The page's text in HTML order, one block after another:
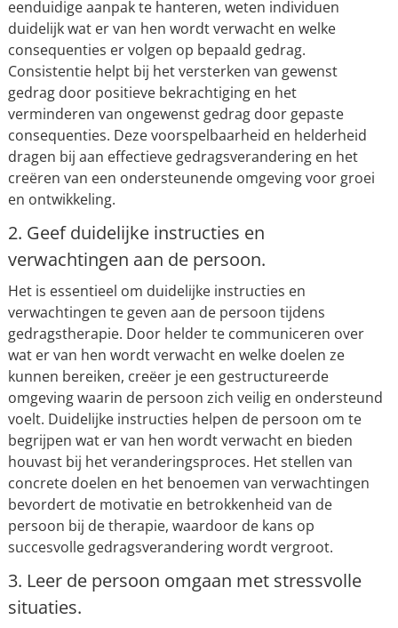
eenduidige aanpak te hanteren, weten individuen
duidelijk wat er van hen wordt verwacht en welke
consequenties er volgen op bepaald gedrag.
Consistentie helpt bij het versterken van gewenst
gedrag door positieve bekrachtiging en het
verminderen van ongewenst gedrag door gepaste
consequenties. Deze voorspelbaarheid en helderheid
dragen bij aan effectieve gedragsverandering en het
creëren van een ondersteunende omgeving voor groei
en ontwikkeling.
2. Geef duidelijke instructies en
verwachtingen aan de persoon.
Het is essentieel om duidelijke instructies en
verwachtingen te geven aan de persoon tijdens
gedragstherapie. Door helder te communiceren over
wat er van hen wordt verwacht en welke doelen ze
kunnen bereiken, creëer je een gestructureerde
omgeving waarin de persoon zich veilig en ondersteund
voelt. Duidelijke instructies helpen de persoon om te
begrijpen wat er van hen wordt verwacht en bieden
houvast bij het veranderingsproces. Het stellen van
concrete doelen en het benoemen van verwachtingen
bevordert de motivatie en betrokkenheid van de
persoon bij de therapie, waardoor de kans op
succesvolle gedragsverandering wordt vergroot.
3. Leer de persoon omgaan met stressvolle
situaties.